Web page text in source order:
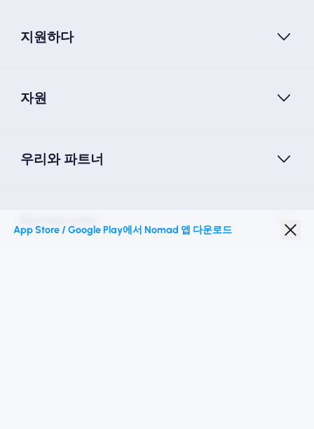
지원하다
자원
우리와 파트너
App Store / Google Play에서 Nomad 앱 다운로드